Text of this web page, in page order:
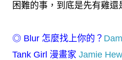
困難的事，到底是先有雞還
◎ Blur 怎麼找上你的？
Tank Girl 漫畫家 Jamie